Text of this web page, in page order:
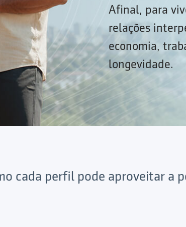
Afinal, para
relações
economia,
longevidade.
cada perfil pode aproveitar a